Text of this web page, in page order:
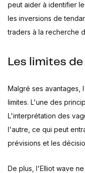
peut aider à identifier
les inversions de
traders à la recherche
Les limites
Malgré ses avantages,
limites. L'une des
L'interprétation des
l'autre, ce qui peut
prévisions et les
De plus, l'Elliot wave